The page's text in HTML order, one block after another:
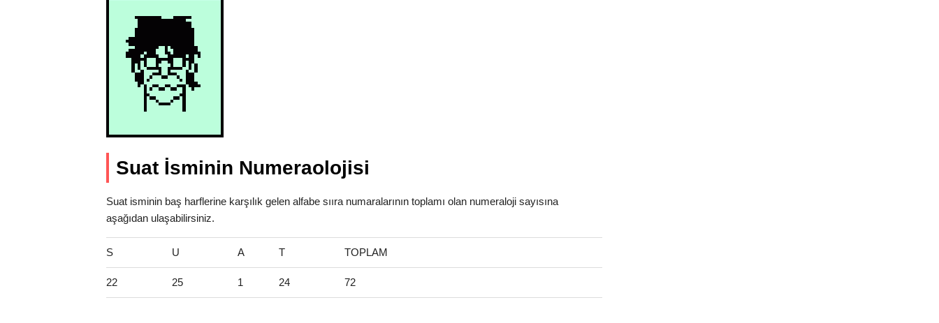
Suat İsminin Numeraolojisi
Suat isminin baş harflerine karşılık gelen alfabe sııra numaralarının toplamı olan numeraloji sayısına
aşağıdan ulaşabilirsiniz.
S U A T TOPLAM
22 25 1 24 72